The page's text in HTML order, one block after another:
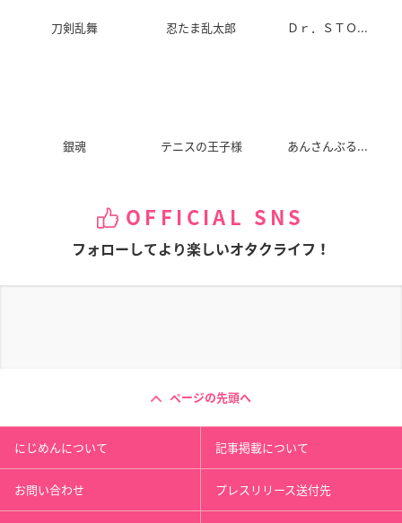
刀剣乱舞 忍たま乱太郎 Ｄｒ．ＳＴＯ...
銀魂 テニスの王子様 あんさんぶる...
OFFICIAL SNS
フォローしてより楽しいオタクライフ！
ページの先頭へ
にじめんについて 記事掲載について
お問い合わせ プレスリリース送付先